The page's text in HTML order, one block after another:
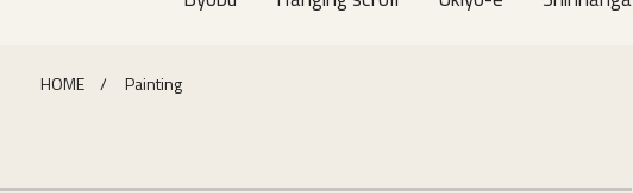
HOME Painting